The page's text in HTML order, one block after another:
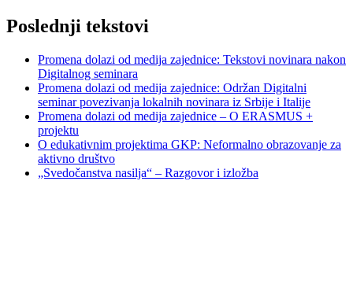
Poslednji tekstovi
Promena dolazi od medija zajednice: Tekstovi novinara nakon
Digitalnog seminara
Promena dolazi od medija zajednice: Održan Digitalni
seminar povezivanja lokalnih novinara iz Srbije i Italije
Promena dolazi od medija zajednice – O ERASMUS +
projektu
O edukativnim projektima GKP: Neformalno obrazovanje za
aktivno društvo
„Svedočanstva nasilja“ – Razgovor i izložba